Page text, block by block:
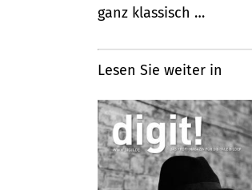
ganz klassisch …
Lesen Sie weiter in